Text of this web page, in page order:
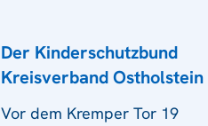
Der Kinderschutzbund
Kreisverband Ostholstein
Vor dem Kremper Tor 19